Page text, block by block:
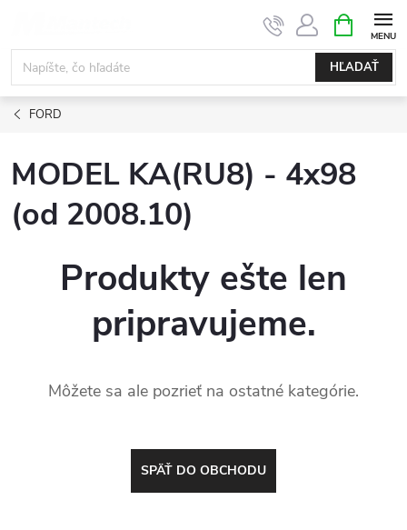
obsah
HĽADAŤ
KOŠÍK
FORD
MODEL KA(RU8) - 4x98
(od 2008.10)
Produkty ešte len
pripravujeme.
Môžete sa ale pozrieť na ostatné kategórie.
SPÄŤ DO OBCHODU